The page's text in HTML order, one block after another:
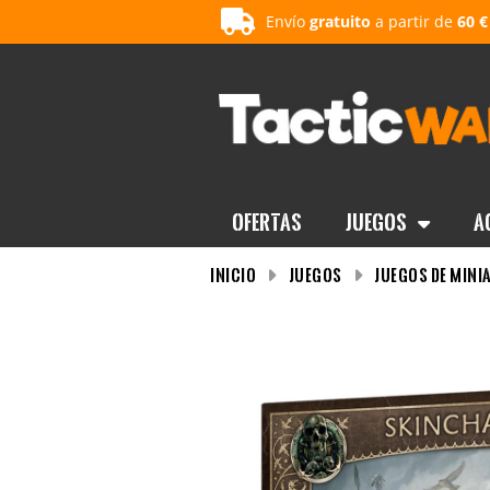
Envío gratuito a partir de 60 €
OFERTAS Juegos
INICIO Juegos Juegos de